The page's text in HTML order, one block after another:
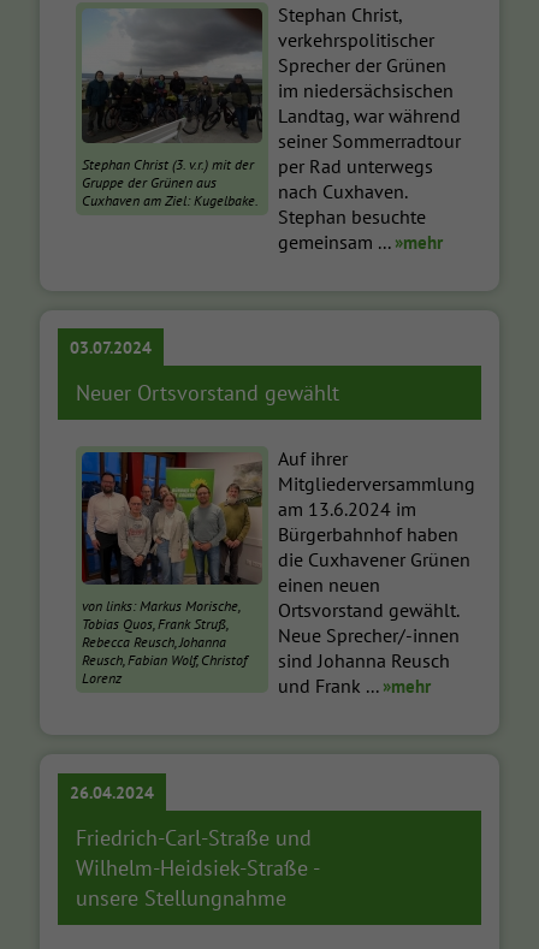
Stephan Christ (3. v.r.) mit der
Gruppe der Grünen aus
Cuxhaven am Ziel: Kugelbake.
Stephan Christ,
verkehrspolitischer
Sprecher der Grünen
im niedersächsischen
Landtag, war während
seiner Sommerradtour
per Rad unterwegs
nach Cuxhaven.
Stephan besuchte
gemeinsam ... »mehr
03.07.2024
Neuer Ortsvorstand gewählt
von links: Markus Morische,
Tobias Quos, Frank Struß,
Rebecca Reusch, Johanna
Reusch, Fabian Wolf, Christof
Lorenz
Auf ihrer
Mitgliederversammlung
am 13.6.2024 im
Bürgerbahnhof haben
die Cuxhavener Grünen
einen neuen
Ortsvorstand gewählt.
Neue Sprecher/-innen
sind Johanna Reusch
und Frank ... »mehr
26.04.2024
Friedrich-Carl-Straße und
Wilhelm-Heidsiek-Straße -
unsere Stellungnahme